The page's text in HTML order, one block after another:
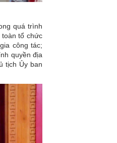
quá trình
tổ chức
công tác;
quyền địa
tịch Ủy ban